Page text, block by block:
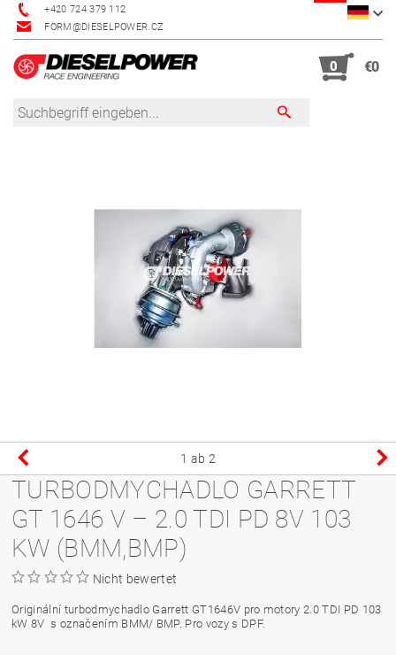
+420 724 379 112
FORM@DIESELPOWER.CZ
0 €0
1 ab 2
TURBODMYCHADLO GARRETT
GT 1646 V – 2.0 TDI PD 8V 103
KW (BMM,BMP)
Nicht bewertet
Originální turbodmychadlo Garrett GT1646V pro motory 2.0 TDI PD 103
kW 8V s označením BMM/ BMP. Pro vozy s DPF.